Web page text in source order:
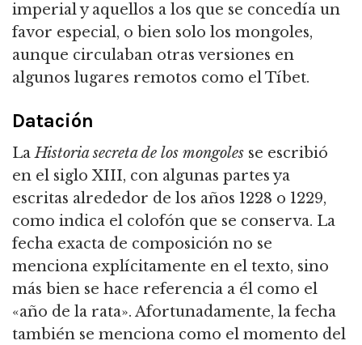
imperial y aquellos a los que se concedía un
favor especial, o bien solo los mongoles,
aunque circulaban otras versiones en
algunos lugares remotos como el Tíbet.
Datación
LaHistoria secreta de los mongoles se escribió
en el siglo XIII, con algunas partes ya
escritas alrededor de los años 1228 o 1229,
como indica el colofón que se conserva. La
fecha exacta de composición no se
menciona explícitamente en el texto, sino
más bien se hace referencia a él como el
«año de la rata». Afortunadamente, la fecha
también se menciona como el momento del